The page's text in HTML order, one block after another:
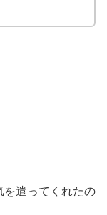
を遣ってくれたの